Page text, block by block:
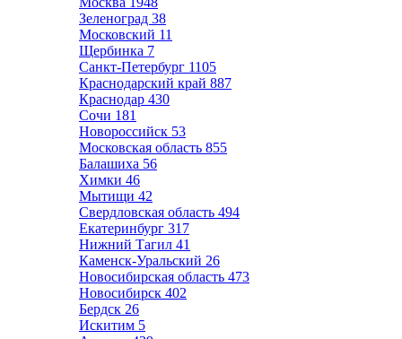
Зеленоград 38
Московский 11
Щербинка 7
Санкт-Петербург 1105
Краснодарский край 887
Краснодар 430
Сочи 181
Новороссийск 53
Московская область 855
Балашиха 56
Химки 46
Мытищи 42
Свердловская область 494
Екатеринбург 317
Нижний Тагил 41
Каменск-Уральский 26
Новосибирская область 473
Новосибирск 402
Бердск 26
Искитим 5